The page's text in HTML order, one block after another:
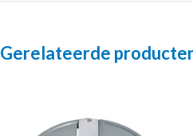
Gerelateerde